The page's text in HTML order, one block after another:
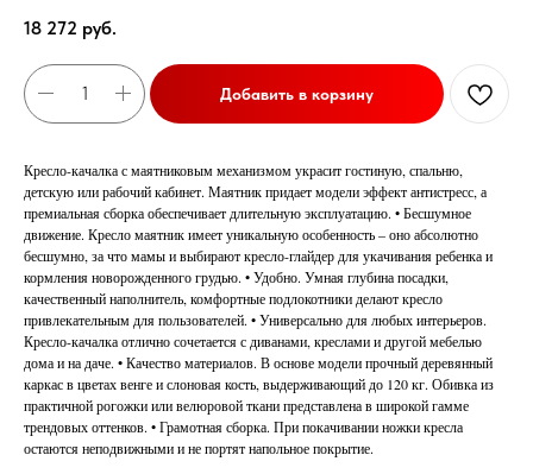
18 272 руб.
Добавить в корзину
Кресло-качалка с маятниковым механизмом украсит гостиную, спальню,
детскую или рабочий кабинет. Маятник придает модели эффект антистресс, а
премиальная сборка обеспечивает длительную эксплуатацию. • Бесшумное
движение. Кресло маятник имеет уникальную особенность – оно абсолютно
бесшумно, за что мамы и выбирают кресло-глайдер для укачивания ребенка и
кормления новорожденного грудью. • Удобно. Умная глубина посадки,
качественный наполнитель, комфортные подлокотники делают кресло
привлекательным для пользователей. • Универсально для любых интерьеров.
Кресло-качалка отлично сочетается с диванами, креслами и другой мебелью
дома и на даче. • Качество материалов. В основе модели прочный деревянный
каркас в цветах венге и слоновая кость, выдерживающий до 120 кг. Обивка из
практичной рогожки или велюровой ткани представлена в широкой гамме
трендовых оттенков. • Грамотная сборка. При покачивании ножки кресла
остаются неподвижными и не портят напольное покрытие.